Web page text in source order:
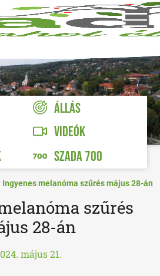
ÁLLÁS
VIDEÓK
SZADA 700
Ingyenes melanóma szűrés május 28-án
szűrés
28-án
május 21.